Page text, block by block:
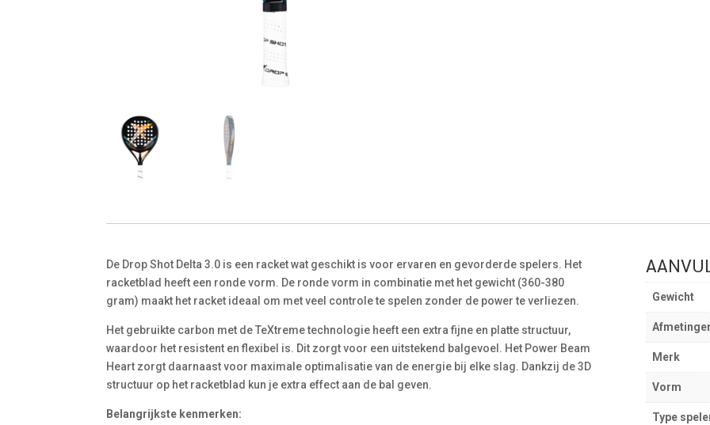
De Drop Shot Delta 3.0 is een racket wat geschikt is voor ervaren en gevorderde spelers. Het
racketblad heeft een ronde vorm. De ronde vorm in combinatie met het gewicht (360-380
gram) maakt het racket ideaal om met veel controle te spelen zonder de power te verliezen.
Het gebruikte carbon met de TeXtreme technologie heeft een extra fijne en platte structuur,
waardoor het resistent en flexibel is. Dit zorgt voor een uitstekend balgevoel. Het Power Beam
Heart zorgt daarnaast voor maximale optimalisatie van de energie bij elke slag. Dankzij de 3D
structuur op het racketblad kun je extra effect aan de bal geven.
Belangrijkste kenmerken:
Gewicht
Merk
Vorm
Type